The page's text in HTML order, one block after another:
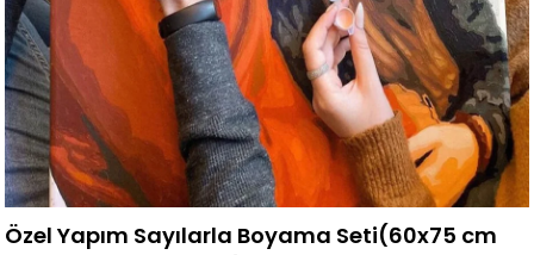
Özel Yapım Sayılarla Boyama Seti(60x75 cm